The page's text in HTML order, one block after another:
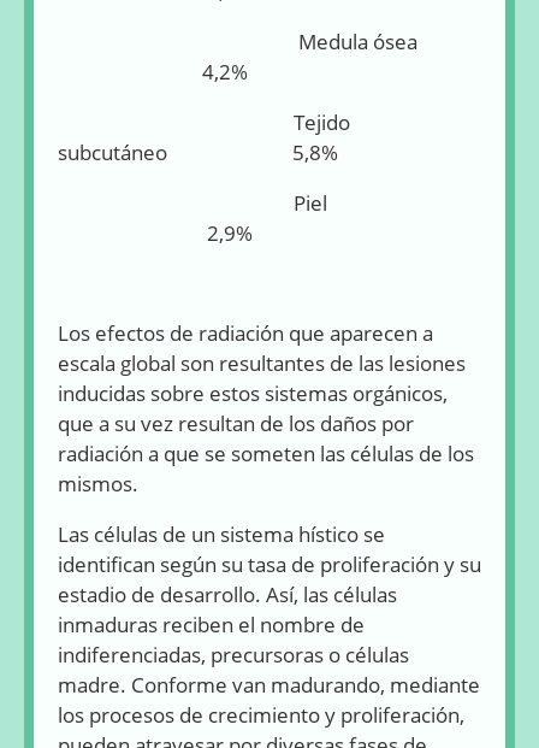
Medula ósea
4,2%
Tejido
subcutáneo 5,8%
Piel
2,9%
Los efectos de radiación que aparecen a
escala global son resultantes de las lesiones
inducidas sobre estos sistemas orgánicos,
que a su vez resultan de los daños por
radiación a que se someten las células de los
mismos.
Las células de un sistema hístico se
identifican según su tasa de proliferación y su
estadio de desarrollo. Así, las células
inmaduras reciben el nombre de
indiferenciadas, precursoras o células
madre. Conforme van madurando, mediante
los procesos de crecimiento y proliferación,